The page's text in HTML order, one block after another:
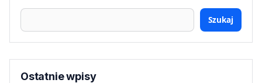
Szukaj
Ostatnie wpisy